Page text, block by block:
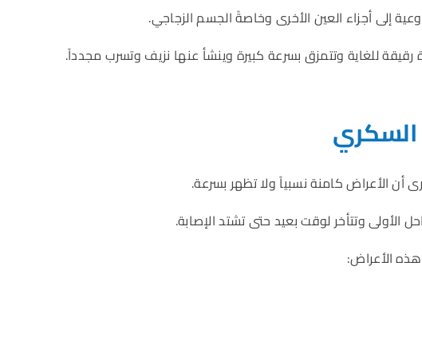
إلى أجزاء العين الأخرى وخاصةً الجسم الزجاجي.
للغاية وتتمزق بسرعة كبيرة وينشأ عنها نزيف وتسرب مجدداً.
السكري
الأعراض كامنة نسبياً ولا تظهر بسرعة.
الأولى وتتأخر لوقت بعيد حتى تشتد الإصابة.
الأعراض: